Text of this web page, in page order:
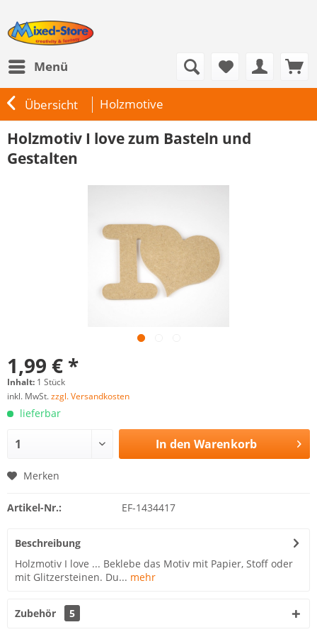
Menü
Übersicht Holzmotive
Holzmotiv I love zum Basteln und
Gestalten
1,99 € *
Inhalt: 1 Stück
inkl. MwSt.zzgl. Versandkosten
lieferbar
In den Warenkorb
Merken
Artikel-Nr.: EF-1434417
Beschreibung
Holzmotiv I love ... Beklebe das Motiv mit Papier, Stoff oder
mit Glitzersteinen. Du... mehr
Zubehör 5